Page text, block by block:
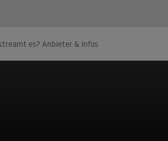
es? Anbieter & Infos